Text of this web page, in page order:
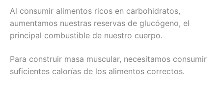
Al consumir alimentos ricos en carbohidratos,
aumentamos nuestras reservas de glucógeno, el
principal combustible de nuestro cuerpo.
Para construir masa muscular, necesitamos consumir
suficientes calorías de los alimentos correctos.